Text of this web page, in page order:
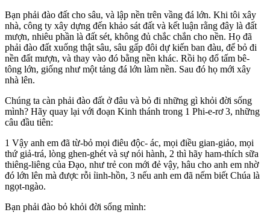
Bạn phải đào đất cho sâu, và lập nền trên vầng đá lớn. Khi tôi xây
nhà, công ty xây dựng đến khảo sát đất và kết luận rằng đây là đất
mượn, nhiêu phần là đất sét, không đủ chắc chắn cho nền. Họ đã
phải đào đất xuống thật sâu, sâu gấp đôi dự kiến ban đàu, để bỏ đi
nền đất mượn, và thay vào đó bằng nền khác. Rồi họ đổ tấm bê-
tông lớn, giống như một tảng đá lớn làm nền. Sau đó họ mới xây
nhà lên.
Chúng ta càn phải đào đất ở đâu và bỏ đi những gì khỏi đời sống
mình? Hãy quay lại với đoạn Kinh thánh trong 1 Phi-e-rơ 3, những
câu đầu tiên:
1 Vậy anh em đã từ-bỏ mọi điêu độc- ác, mọi điều gian-giảo, mọi
thứ giả-trá, lòng ghen-ghét và sự nói hành, 2 thì hãy ham-thích sữa
thiêng-liêng của Đạo, như trẻ con mới đẻ vậy, hâu cho anh em nhờ
đó lớn lên mà được rỗi ỉinh-hồn, 3 nếu anh em đã nếm biết Chúa là
ngọt-ngào.
Bạn phải đào bỏ khỏi đời sổng mình: